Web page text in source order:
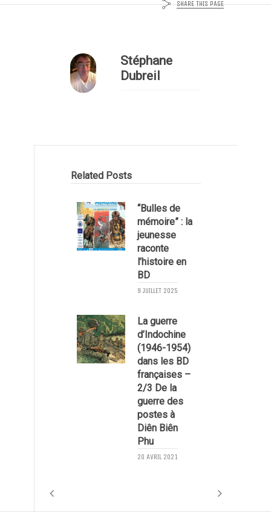
SHARE THIS PAGE
Stéphane
Dubreil
Related Posts
“Bulles de
mémoire” : la
jeunesse
raconte
l’histoire en
BD
9 JUILLET 2025
La guerre
d’Indochine
(1946-1954)
dans les BD
françaises –
2/3 De la
guerre des
postes à
Diên Biên
Phu
20 AVRIL 2021